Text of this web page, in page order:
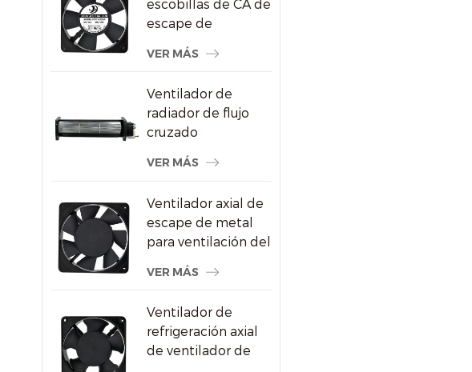
escobillas de CA de
escape de
congelador de
VER MÁS
Ventilador de
radiador de flujo
cruzado
pantallas
VER MÁS
Ventilador axial de
escape de metal
para ventilación del
VER MÁS
Ventilador de
refrigeración axial
de ventilador de